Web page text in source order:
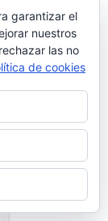
garantizar el
nuestros
las no
de cookies